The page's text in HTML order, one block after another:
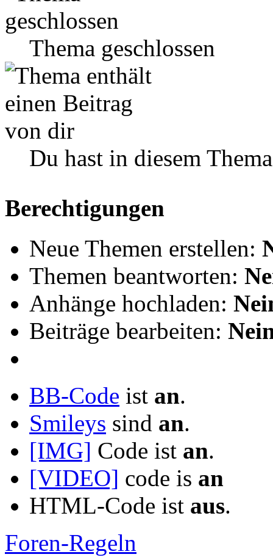
Thema geschlossen
Du hast in diesem
Berechtigungen
Neue Themen erstellen:
Themen beantworten:
Anhänge hochladen:
Beiträge bearbeiten:
BB-Code ist an.
Smileys sind an.
[IMG] Code ist an.
[VIDEO] code is an
HTML-Code ist aus.
Foren-Regeln